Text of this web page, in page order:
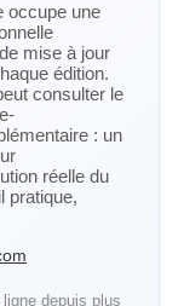
occupe une
mise à jour
édition.
consulter le
: un
réelle du
pratique,
depuis plus